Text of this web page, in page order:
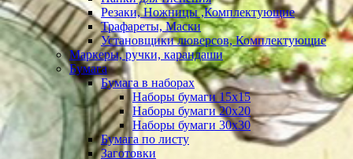
Резаки, Ножницы ,Комплектующие
Трафареты, Маски
Установщики люверсов, Комплектующие
Маркеры, ручки, карандаши
Бумага
Бумага в наборах
Наборы бумаги 15х15
Наборы бумаги 20х20
Наборы бумаги 30х30
Бумага по листу
Заготовки